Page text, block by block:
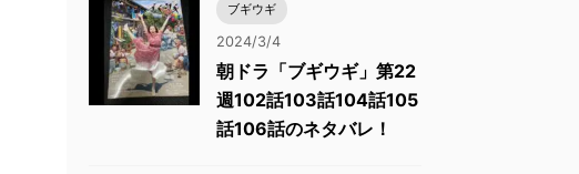
ブギウギ
2024/3/4
朝ドラ「ブギウギ」第22
週102話103話104話105
話106話のネタバレ！